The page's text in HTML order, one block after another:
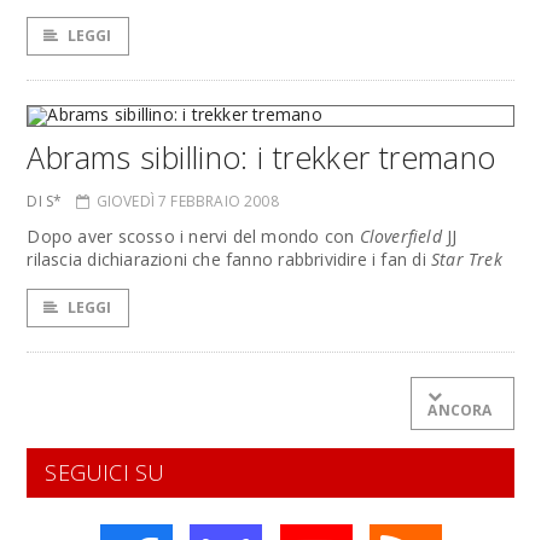
LEGGI
Abrams sibillino: i trekker tremano
DI S* GIOVEDÌ 7 FEBBRAIO 2008
Dopo aver scosso i nervi del mondo con CloverfieldJJ
rilascia dichiarazioni che fanno rabbrividire i fan di Star Trek
LEGGI
ANCORA
SEGUICI SU